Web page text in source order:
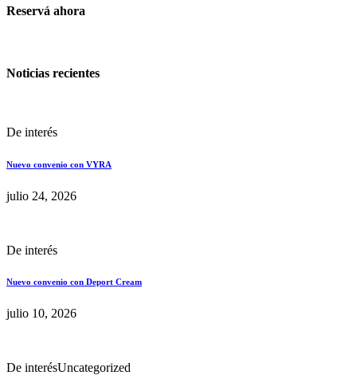
Reservá ahora
Noticias recientes
De interés
Nuevo convenio con VYRA
julio 24, 2026
De interés
Nuevo convenio con Deport Cream
julio 10, 2026
De interésUncategorized